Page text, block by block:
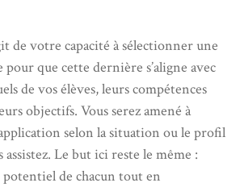
de votre capacité à sélectionner une
pour que cette dernière s’aligne avec
de vos élèves, leurs compétences
objectifs. Vous serez amené à
selon la situation ou le profil
assistez. Le but ici reste le même :
de chacun tout en